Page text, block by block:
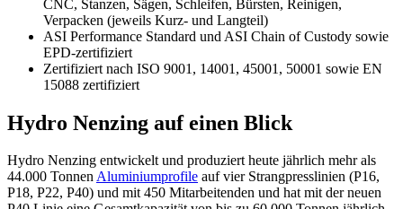
CNC, Stanzen, Sägen, Schleifen, Bürsten, Reinigen,
Verpacken (jeweils Kurz- und Langteil)
ASI Performance Standard und ASI Chain of Custody sowie
EPD-zertifiziert
Zertifiziert nach ISO 9001, 14001, 45001, 50001 sowie EN
15088 zertifiziert
Hydro Nenzing auf einen Blick
Hydro Nenzing entwickelt und produziert heute jährlich mehr als
44.000 TonnenAluminiumprofile auf vier Strangpresslinien (P16,
P18, P22, P40) und mit 450 Mitarbeitenden und hat mit der neuen